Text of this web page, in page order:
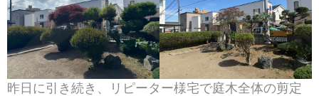
昨日に引き続き、リピーター様宅で庭木全体の剪定